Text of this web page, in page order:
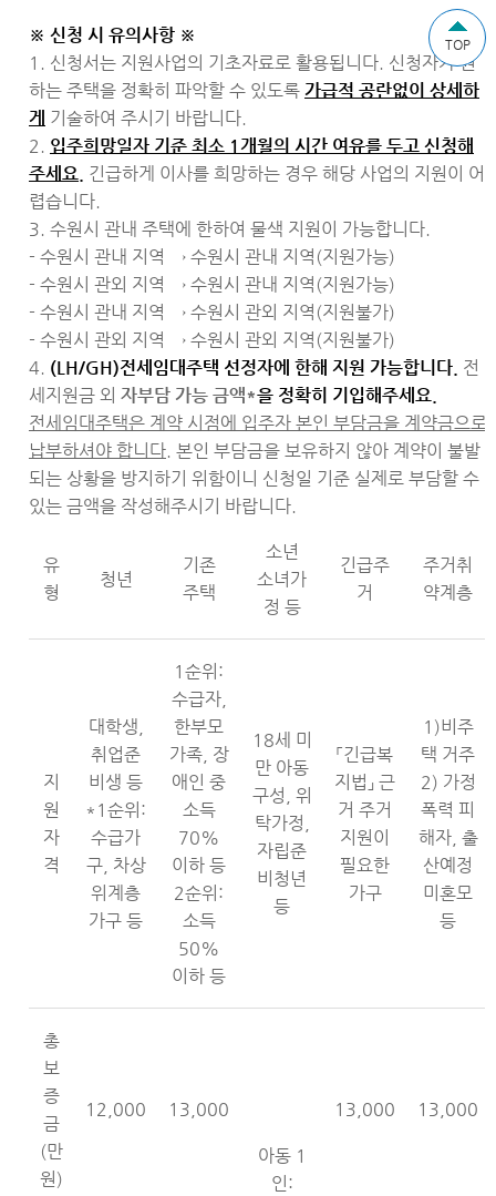
※ 신청 시 유의사항 ※
1. 신청서는 지원사업의 기초자료로 활용됩니다. 신청자가 원
하는 주택을 정확히 파악할 수 있도록 가급적 공란없이 상세하
게 기술하여 주시기 바랍니다.
2. 입주희망일자 기준 최소 1 개월의 시간 여유를 두고 신청해
주세요. 긴급하게 이사를 희망하는 경우 해당 사업의 지원이 어
렵습니다.
3. 수원시 관내 주택에 한하여 물색 지원이 가능합니다.
- 수원시 관내 지역 → 수원시 관내 지역(지원가능)
- 수원시 관외 지역 → 수원시 관내 지역(지원가능)
- 수원시 관내 지역 → 수원시 관외 지역(지원불가)
- 수원시 관외 지역 → 수원시 관외 지역(지원불가)
4. (LH/GH)전세임대주택 선정자에 한해 지원 가능합니다. 전
세지원금 외 자부담 가능 금액*을 정확히 기입해주세요.
전세임대주택은 계약 시점에 입주자 본인 부담금을 계약금으로
납부하셔야 합니다. 본인 부담금을 보유하지 않아 계약이 불발
되는 상황을 방지하기 위함이니 신청일 기준 실제로 부담할 수
있는 금액을 작성해주시기 바랍니다.
유
형
청년
기존
주택
소년
소녀가
정 등
긴급주
거
주거취
약계층
지
원
자
격
대학생,
취업준
비생 등
*1순위:
수급가
구, 차상
위계층
가구 등
1순위:
수급자,
한부모
가족, 장
애인 중
소득
70%
이하 등
2순위:
소득
50%
이하 등
18세 미
만 아동
구성, 위
탁가정,
자립준
비청년
등
「긴급복
지법」 근
거 주거
지원이
필요한
가구
1)비주
택 거주
2) 가정
폭력 피
해자, 출
산예정
미혼모
등
총
보
증
금
(만
원)
12,000 13,000
아동 1
인:
13,000 13,000
TOP